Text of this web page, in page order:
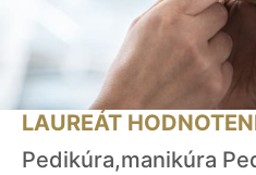
LAUREÁT
Pedikúra,manikúra